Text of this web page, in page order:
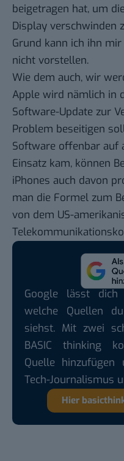
beigetragen hat, um
Display verschwinden
Grund kann ich ihn
nicht vorstellen.
Wie dem auch, wir
Apple wird nämlich in
Software-Update zur
Problem beseitigen
Software offenbar auf
Einsatz kam, können
iPhones auch davon
man die Formel zum
von dem US-
Google lässt
welche Quellen
siehst. Mit zwei
BASIC thinking
Quelle hinzufügen
Tech-Journalismus
Hier